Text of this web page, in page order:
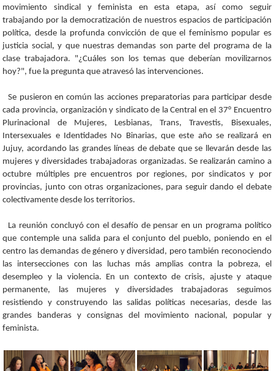
movimiento sindical y feminista en esta etapa, así como seguir
trabajando por la democratización de nuestros espacios de participación
política, desde la profunda convicción de que el feminismo popular es
justicia social, y que nuestras demandas son parte del programa de la
clase trabajadora. "¿Cuáles son los temas que deberían movilizarnos
hoy?", fue la pregunta que atravesó las intervenciones.
Se pusieron en común las acciones preparatorias para participar desde
cada provincia, organización y sindicato de la Central en el 37° Encuentro
Plurinacional de Mujeres, Lesbianas, Trans, Travestis, Bisexuales,
Intersexuales e Identidades No Binarias, que este año se realizará en
Jujuy, acordando las grandes líneas de debate que se llevarán desde las
mujeres y diversidades trabajadoras organizadas. Se realizarán camino a
octubre múltiples pre encuentros por regiones, por sindicatos y por
provincias, junto con otras organizaciones, para seguir dando el debate
colectivamente desde los territorios.
La reunión concluyó con el desafío de pensar en un programa político
que contemple una salida para el conjunto del pueblo, poniendo en el
centro las demandas de género y diversidad, pero también reconociendo
las intersecciones con las luchas más amplias contra la pobreza, el
desempleo y la violencia. En un contexto de crisis, ajuste y ataque
permanente, las mujeres y diversidades trabajadoras seguimos
resistiendo y construyendo las salidas políticas necesarias, desde las
grandes banderas y consignas del movimiento nacional, popular y
feminista.